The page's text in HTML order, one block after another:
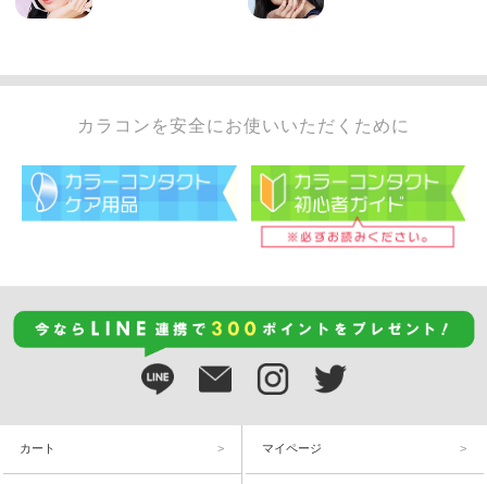
カラコンを安全にお使いいただくために
カート マイページ